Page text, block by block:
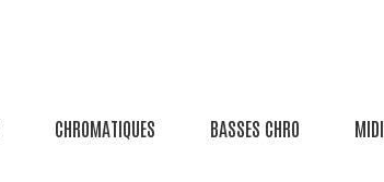
CHROMATIQUES BASSES CHRO MIDI